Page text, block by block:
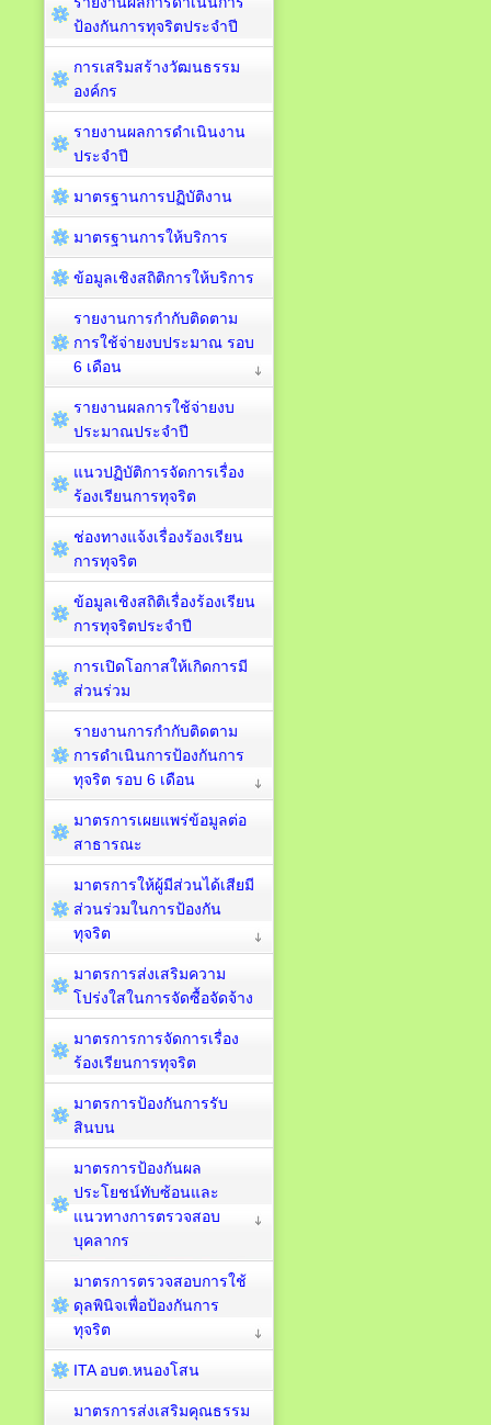
ป้องกันการทุจริตประจำปี
การเสริมสร้างวัฒนธรรม
องค์กร
รายงานผลการดำเนินงาน
ประจำปี
มาตรฐานการปฏิบัติงาน
มาตรฐานการให้บริการ
ข้อมูลเชิงสถิติการให้บริการ
รายงานการกำกับติดตาม
การใช้จ่ายงบประมาณ รอบ
6 เดือน
รายงานผลการใช้จ่ายงบ
ประมาณประจำปี
แนวปฏิบัติการจัดการเรื่อง
ร้องเรียนการทุจริต
ช่องทางแจ้งเรื่องร้องเรียน
การทุจริต
ข้อมูลเชิงสถิติเรื่องร้องเรียน
การทุจริตประจำปี
การเปิดโอกาสให้เกิดการมี
ส่วนร่วม
รายงานการกำกับติดตาม
การดำเนินการป้องกันการ
ทุจริต รอบ 6 เดือน
มาตรการเผยแพร่ข้อมูลต่อ
สาธารณะ
มาตรการให้ผู้มีส่วนได้เสียมี
ส่วนร่วมในการป้องกัน
ทุจริต
มาตรการส่งเสริมความ
โปร่งใสในการจัดซื้อจัดจ้าง
มาตรการการจัดการเรื่อง
ร้องเรียนการทุจริต
มาตรการป้องกันการรับ
สินบน
มาตรการป้องกันผล
ประโยชน์ทับซ้อนและ
แนวทางการตรวจสอบ
บุคลากร
มาตรการตรวจสอบการใช้
ดุลพินิจเพื่อป้องกันการ
ทุจริต
ITA อบต.หนองโสน
มาตรการส่งเสริมคุณธรรม